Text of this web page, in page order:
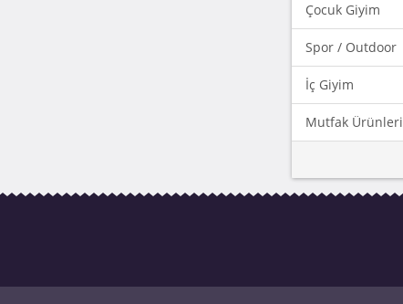
Çocuk Giyim
Spor / Outdoor
İç Giyim
Mutfak Ürünleri